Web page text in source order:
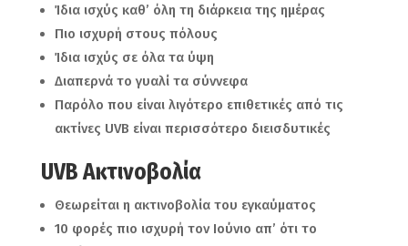
Ίδια ισχύς καθ’ όλη τη διάρκεια της ημέρας
Πιο ισχυρή στους πόλους
Ίδια ισχύς σε όλα τα ύψη
Διαπερνά το γυαλί τα σύννεφα
Παρόλο που είναι λιγότερο επιθετικές από τις
ακτίνες UVB είναι περισσότερο διεισδυτικές
UVB Ακτινοβολία
Θεωρείται η ακτινοβολία του εγκαύματος
10 φορές πιο ισχυρή τον Ιούνιο απ’ ότι το